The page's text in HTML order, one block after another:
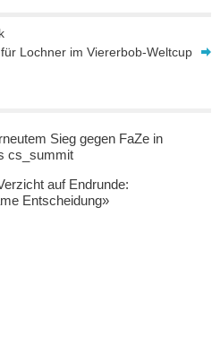
Lochner im Viererbob-Weltcup
Sieg gegen FaZe in
cs_summit
auf Endrunde:
Entscheidung»